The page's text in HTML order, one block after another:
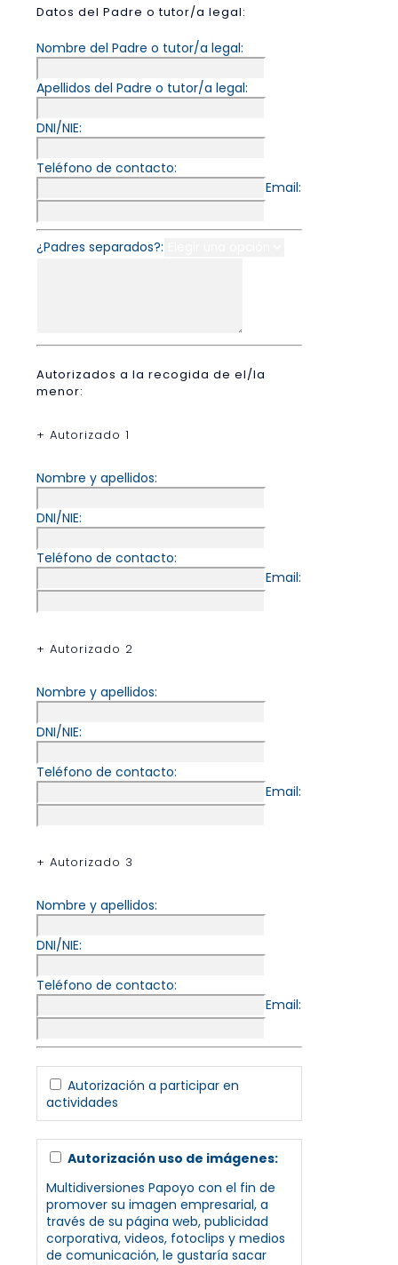
Datos del Padre o tutor/a legal:
Nombre del Padre o tutor/a legal:
Apellidos del Padre o tutor/a legal:
DNI/NIE:
Teléfono de contacto:
Email:
¿Padres separados?:
Autorizados a la recogida de el/la
menor:
+ Autorizado 1
Nombre y apellidos:
DNI/NIE:
Teléfono de contacto:
Email:
+ Autorizado 2
Nombre y apellidos:
DNI/NIE:
Teléfono de contacto:
Email:
+ Autorizado 3
Nombre y apellidos:
DNI/NIE:
Teléfono de contacto:
Email:
Autorización a participar en
actividades
Autorización uso de imágenes:
Multidiversiones Papoyo con el fin de
promover su imagen empresarial, a
través de su página web, publicidad
corporativa, videos, fotoclips y medios
de comunicación, le gustaría sacar